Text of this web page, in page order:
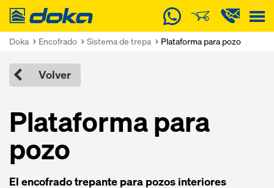
Doka
Doka Encofrado Sistema de trepa Plataforma para pozo
Volver
Plataforma para
pozo
El encofrado trepante para pozos interiores